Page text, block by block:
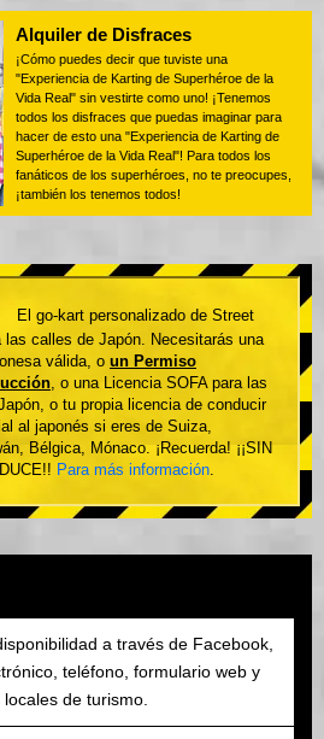
Alquiler de Disfraces
¡Cómo puedes decir que tuviste una
"Experiencia de Karting de Superhéroe de la
Vida Real" sin vestirte como uno! ¡Tenemos
todos los disfraces que puedas imaginar para
hacer de esto una "Experiencia de Karting de
Superhéroe de la Vida Real"! Para todos los
fanáticos de los superhéroes, no te preocupes,
¡también los tenemos todos!
El go-kart personalizado de Street
las calles de Japón. Necesitarás una
válida, o un Permiso
, o una Licencia SOFA para las
o tu propia licencia de conducir
al japonés si eres de Suiza,
Bélgica, Mónaco. ¡Recuerda! ¡¡SIN
Para más información
a través de Facebook,
teléfono, formulario web y
de turismo.